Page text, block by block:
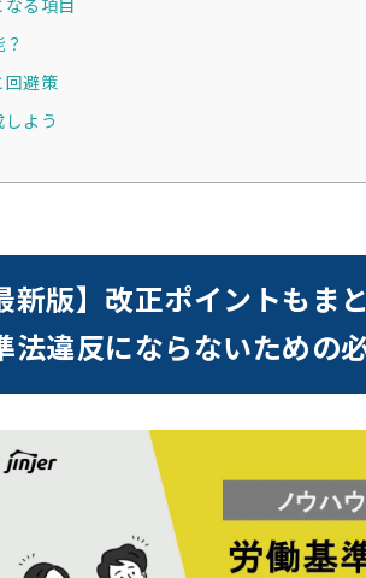
る項目
回避策
よう
新版】改正ポイントもま
法違反にならないための